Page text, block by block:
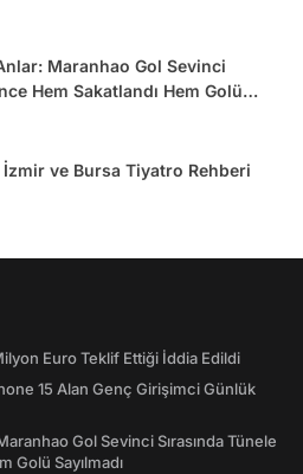
Maranhao Gol Sevinci
Hem Sakatlandı Hem Golü
ve Bursa Tiyatro Rehberi
Euro Teklif Ettiği İddia Edildi
15 Alan Genç Girişimci Günlük
Gol Sevinci Sırasında Tünele
Golü Sayılmadı